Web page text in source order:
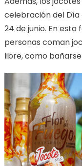
celebración del Día
24 de junio. En
personas coman
libre, como